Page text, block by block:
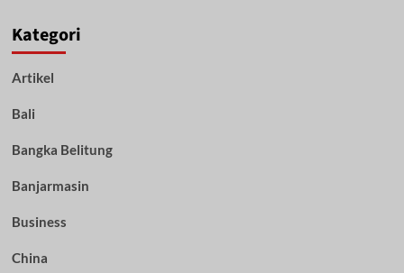
Kategori
Artikel
Bali
Bangka Belitung
Banjarmasin
Business
China